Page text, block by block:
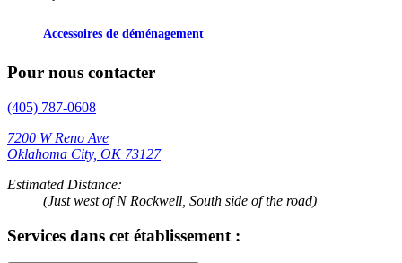
Accessoires de déménagement
Pour nous contacter
(405) 787-0608
7200 W Reno Ave
Oklahoma City, OK 73127
Estimated Distance:
(Just west of N Rockwell, South side of the road)
Services dans cet établissement :